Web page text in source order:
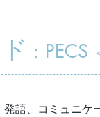
： PECS
語、コミュニケ